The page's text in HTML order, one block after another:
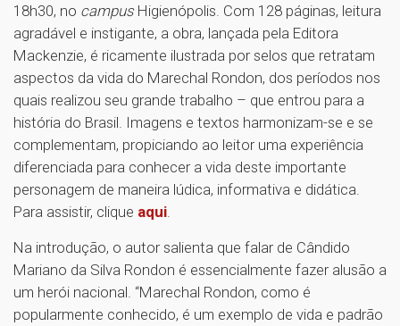
18h30, no campus Higienópolis. Com 128 páginas, leitura
agradável e instigante, a obra, lançada pela Editora
Mackenzie, é ricamente ilustrada por selos que retratam
aspectos da vida do Marechal Rondon, dos períodos nos
quais realizou seu grande trabalho – que entrou para a
história do Brasil. Imagens e textos harmonizam-se e se
complementam, propiciando ao leitor uma experiência
diferenciada para conhecer a vida deste importante
personagem de maneira lúdica, informativa e didática.
Para assistir, clique aqui
Na introdução, o autor salienta que falar de Cândido
Mariano da Silva Rondon é essencialmente fazer alusão a
um herói nacional. “Marechal Rondon, como é
popularmente conhecido, é um exemplo de vida e padrão